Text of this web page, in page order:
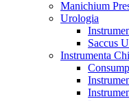
Manichium
Urologia
Saccus
Instrumenta